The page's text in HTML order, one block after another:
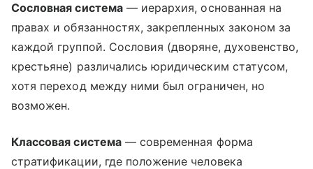
Сословная система— иерархия, основанная на
правах и обязанностях, закрепленных законом за
каждой группой. Сословия (дворяне, духовенство,
крестьяне) различались юридическим статусом,
хотя переход между ними был ограничен, но
возможен.
Классовая система— современная форма
стратификации, где положение человека